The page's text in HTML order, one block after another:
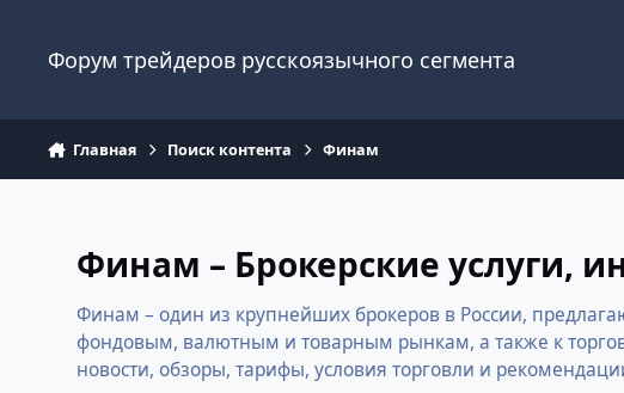
Форум трейдеров русскоязычного сегмента
Главная Поиск контента Финам
Финам – Брокерские услуги,
Финам – один из крупнейших брокеров в России,
фондовым, валютным и товарным рынкам, а также к
новости, обзоры, тарифы, условия торговли и